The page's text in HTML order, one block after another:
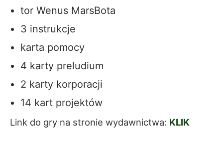
tor Wenus MarsBota
3 instrukcje
karta pomocy
4 karty preludium
2 karty korporacji
14 kart projektów
Link do gry na stronie wydawnictwa: KLIK